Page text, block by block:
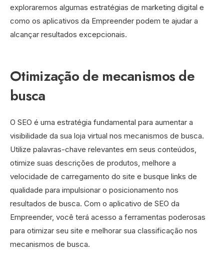
exploraremos algumas estratégias de marketing digital e
como os aplicativos da Empreender podem te ajudar a
alcançar resultados excepcionais.
Otimização de mecanismos de
busca
O SEO é uma estratégia fundamental para aumentar a
visibilidade da sua loja virtual nos mecanismos de busca.
Utilize palavras-chave relevantes em seus conteúdos,
otimize suas descrições de produtos, melhore a
velocidade de carregamento do site e busque links de
qualidade para impulsionar o posicionamento nos
resultados de busca. Com o aplicativo de SEO da
Empreender, você terá acesso a ferramentas poderosas
para otimizar seu site e melhorar sua classificação nos
mecanismos de busca.